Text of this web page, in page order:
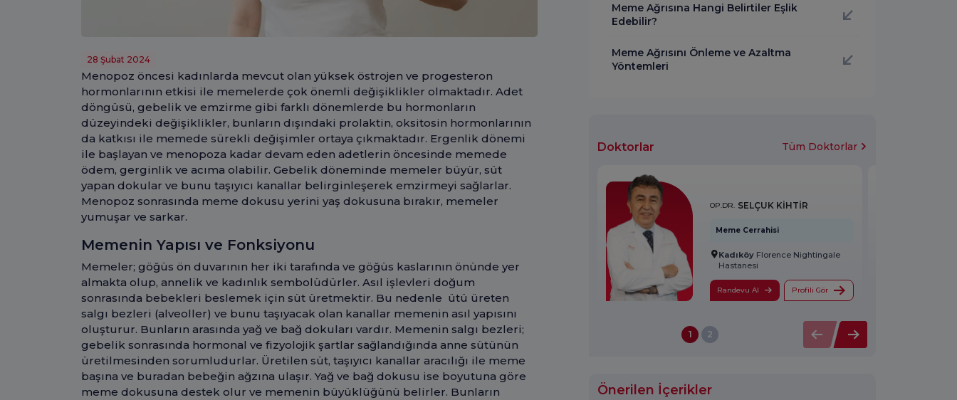
28 Şubat 2024
Menopoz öncesi kadınlarda mevcut olan yüksek östrojen ve progesteron
hormonlarının etkisi ile memelerde çok önemli değişiklikler olmaktadır. Adet
döngüsü, gebelik ve emzirme gibi farklı dönemlerde bu hormonların
düzeyindeki değişiklikler, bunların dışındaki prolaktin, oksitosin hormonlarının
da katkısı ile memede sürekli değişimler ortaya çıkmaktadır. Ergenlik dönemi
ile başlayan ve menopoza kadar devam eden adetlerin öncesinde memede
ödem, gerginlik ve acıma olabilir. Gebelik döneminde memeler büyür, süt
yapan dokular ve bunu taşıyıcı kanallar belirginleşerek emzirmeyi sağlarlar.
Menopoz sonrasında meme dokusu yerini yaş dokusuna bırakır, memeler
yumuşar ve sarkar.
Memenin Yapısı ve Fonksiyonu
Memeler; göğüs ön duvarının her iki tarafında ve göğüs kaslarının önünde yer
almakta olup, annelik ve kadınlık sembolüdürler. Asıl işlevleri doğum
sonrasında bebekleri beslemek için süt üretmektir. Bu nedenle ütü üreten
salgı bezleri (alveoller) ve bunu taşıyacak olan kanallar memenin asıl yapısını
oluşturur. Bunların arasında yağ ve bağ dokuları vardır. Memenin salgı bezleri;
gebelik sonrasında hormonal ve fizyolojik şartlar sağlandığında anne sütünün
üretilmesinden sorumludurlar. Üretilen süt, taşıyıcı kanallar aracılığı ile meme
başına ve buradan bebeğin ağzına ulaşır. Yağ ve bağ dokusu ise boyutuna göre
meme dokusuna destek olur ve memenin büyüklüğünü belirler. Bunların
Meme Ağrısına Hangi Belirtiler Eşlik
Edebilir?
Meme Ağrısını Önleme ve Azaltma
Yöntemleri
Doktorlar Tüm Doktorlar
OP.DR. SELÇUK KİHTİR
Meme Cerrahisi
KadıköyFlorence Nightingale
Hastanesi
Randevu Al Profili Gör
1 2
Önerilen İçerikler